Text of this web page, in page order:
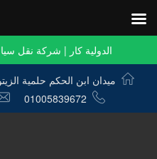
الدولية كار | شركة نقل
ميدان ابن الحكم حلمية
01005839672